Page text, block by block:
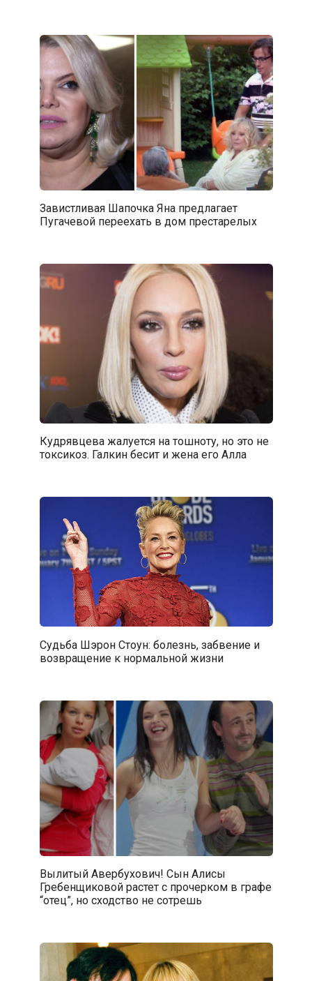
Завистливая Шапочка Яна предлагает
Пугачевой переехать в дом престарелых
Кудрявцева жалуется на тошноту, но это не
токсикоз. Галкин бесит и жена его Алла
Судьба Шэрон Стоун: болезнь, забвение и
возвращение к нормальной жизни
Вылитый Авербухович! Сын Алисы
Гребенщиковой растет с прочерком в графе
“отец”, но сходство не сотрешь